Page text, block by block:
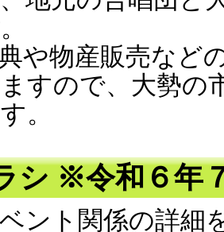
や物産販売など
すので、 大勢の
。
シ ※令和６年
ント関係の詳細